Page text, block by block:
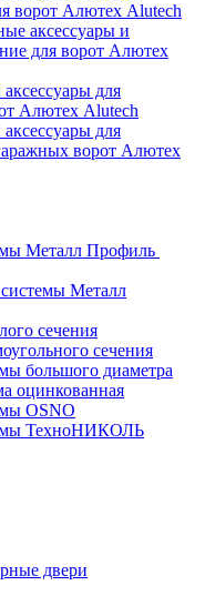
ворот Алютех Alutech
аксессуары и
для ворот Алютех
для
Алютех Alutech
для
ворот Алютех
Металл Профиль
Металл
сечения
сечения
большого диаметра
оцинкованная
OSNO
ТехноНИКОЛЬ
двери